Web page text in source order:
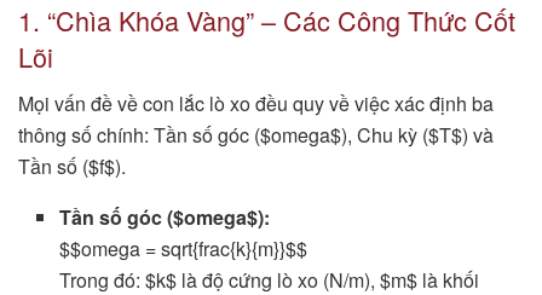
1. “Chìa Khóa Vàng” – Các Công Thức Cốt
Lõi
Mọi vấn đề về con lắc lò xo đều quy về việc xác định ba
thông số chính: Tần số góc ($omega$), Chu kỳ ($T$) và
Tần số ($f$).
Tần số góc ($omega$):
$$omega = sqrt{frac{k}{m}}$$
Trong đó: $k$ là độ cứng lò xo (N/m), $m$ là khối